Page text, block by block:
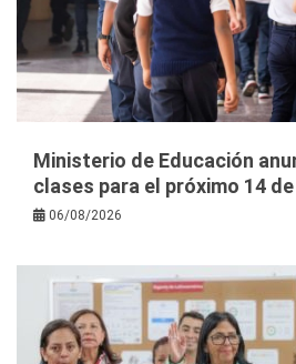
Ministerio de Educación
clases para el próximo 14
06/08/2026